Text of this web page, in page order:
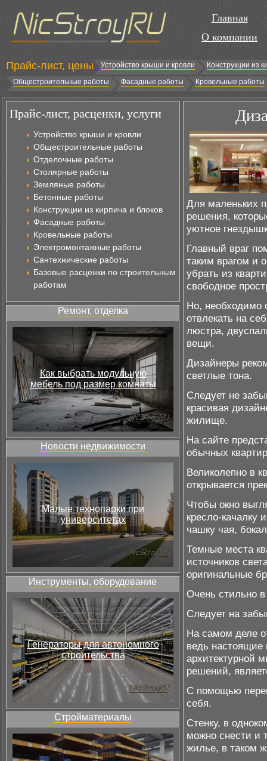
Главная
О компании
Прайс-лист, цены Устройство крыши и кровли
Конструкции из
Общестроительные работы
Фасадные работы Кровельные работы
Прайс-лист, расценки, услуги
Устройство крыши и кровли
Общестроительные работы
Отделочные работы
Столярные работы
Земляные работы
Бетонные работы
Конструкции из кирпича и блоков
Фасадные работы
Кровельные работы
Электромонтажные работы
Сантехнические работы
Базовые расценки по строительным
работам
Ремонт, отделка
Как выбрать модульную
мебель под размер комнаты
Новости недвижимости
Малые технопарки при
университетах
Инструменты, оборудование
Генераторы для автономного
строительства
Стройматериалы
Для маленьких
решения,
уютное
Главный враг
таким врагом и
убрать из
свободное
Но, необходимо
отвлекать на
люстра,
вещи.
Дизайнеры
светлые тона.
Следует не
красивая
жилище.
На сайте
обычных
Великолепно в
открывается
Чтобы окно
кресло-качалку
чашку чая,
Темные места
источников
оригинальные
Очень стильно
Следует на
На самом деле
ведь
архитектурной
решений,
С помощью
себя.
Стенку, в
можно снести и
жилье, в таком